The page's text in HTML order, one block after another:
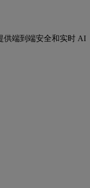
供端到端安全和实时 AI